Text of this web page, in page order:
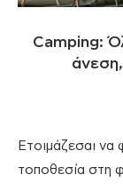
Camping:
Ετοιμάζεσαι να
τοποθεσία στη